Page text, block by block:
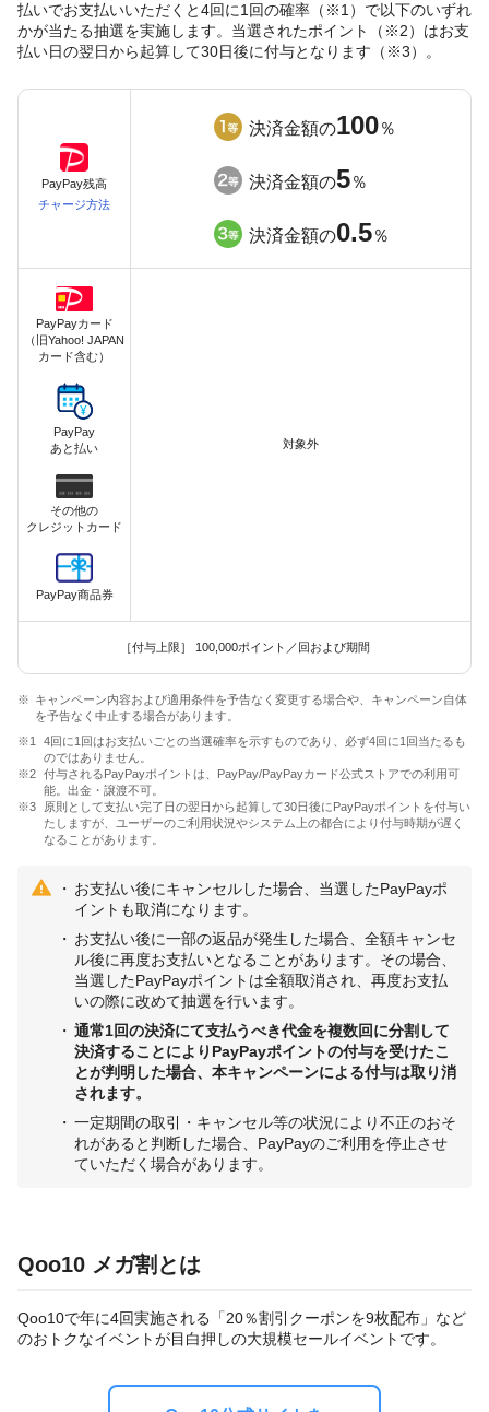
払いでお支払いいただくと4回に1回の確率（※1）で以下のいずれ
かが当たる抽選を実施します。当選されたポイント（※2）はお支
払い日の翌日から起算して30日後に付与となります（※3）。
PayPay残高
チャージ方法
決済金額の100％
決済金額の5％
決済金額の0.5％
PayPayカード
（旧Yahoo! JAPAN
カード含む）
PayPay
あと払い
その他の
クレジットカード
PayPay商品券
対象外
［付与上限］ 100,000ポイント／回および期間
キャンペーン内容および適用条件を予告なく変更する場合や、キャンペーン自体
を予告なく中止する場合があります。
4回に1回はお支払いごとの当選確率を示すものであり、必ず4回に1回当たるも
のではありません。
付与されるPayPayポイントは、PayPay/PayPayカード公式ストアでの利用可
能。出金・譲渡不可。
原則として支払い完了日の翌日から起算して30日後にPayPayポイントを付与い
たしますが、ユーザーのご利用状況やシステム上の都合により付与時期が遅く
なることがあります。
お支払い後にキャンセルした場合、当選したPayPayポ
イントも取消になります。
お支払い後に一部の返品が発生した場合、全額キャンセ
ル後に再度お支払いとなることがあります。その場合、
当選したPayPayポイントは全額取消され、再度お支払
いの際に改めて抽選を行います。
通常1回の決済にて支払うべき代金を複数回に分割して
決済することによりPayPayポイントの付与を受けたこ
とが判明した場合、本キャンペーンによる付与は取り消
されます。
一定期間の取引・キャンセル等の状況により不正のおそ
れがあると判断した場合、PayPayのご利用を停止させ
ていただく場合があります。
Qoo10 メガ割とは
Qoo10で年に4回実施される「20％割引クーポンを9枚配布」など
のおトクなイベントが目白押しの大規模セールイベントです。